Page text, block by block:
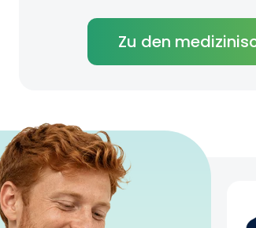
Zu den